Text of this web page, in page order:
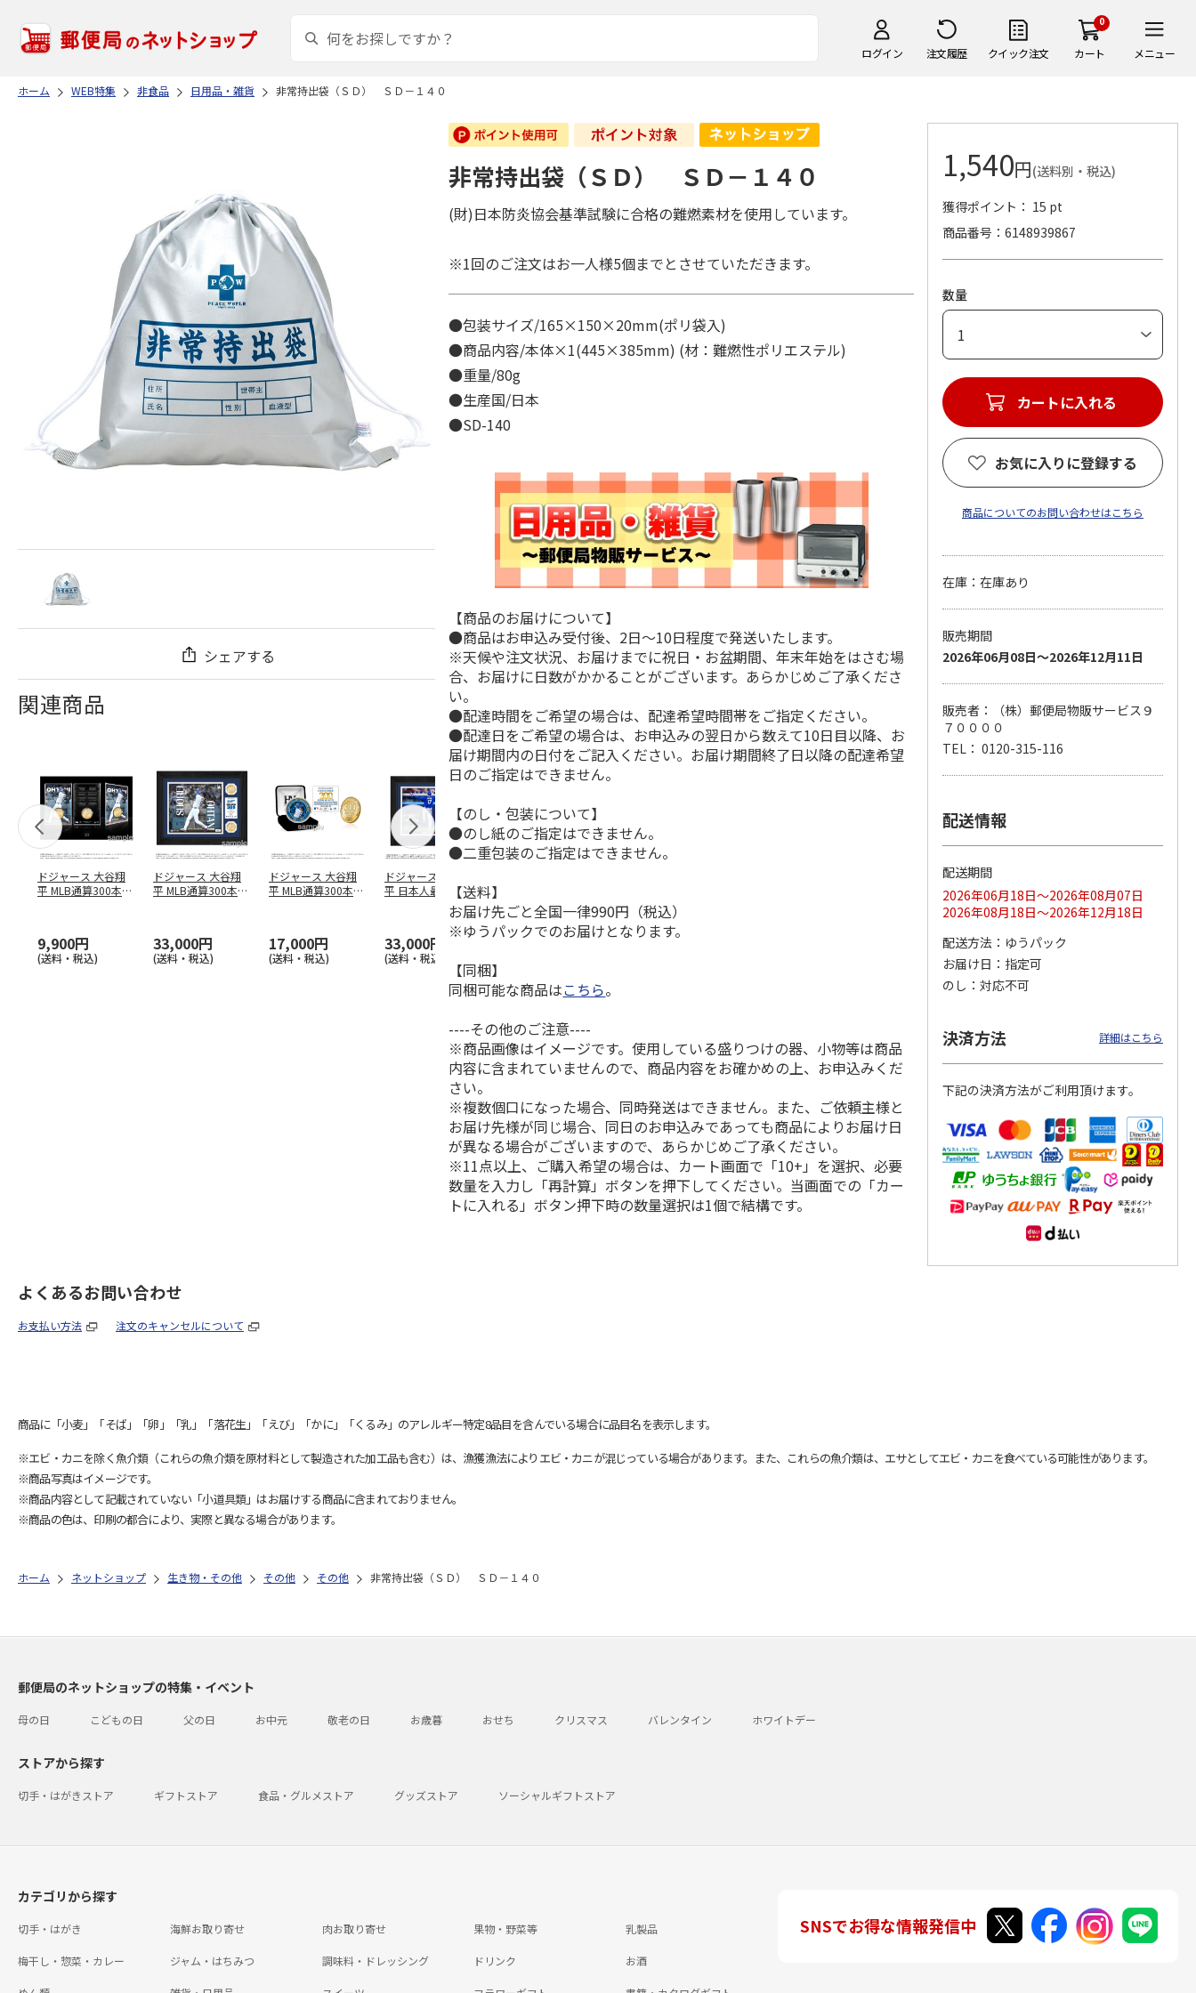
ログイン 注文履歴 クイック注文
0
カート メニュー
ホーム WEB特集 非食品 日用品・雑貨 非常持出袋（ＳＤ） ＳＤ－１４０
シェアする
関連商品
ドジャース 大谷翔
平 MLB通算300本塁
9,900円
(送料・税込)
ドジャース 大谷翔
平 MLB通算300本塁
33,000円
(送料・税込)
ドジャース 大谷翔
平 MLB通算300本塁
17,000円
(送料・税込)
ドジャース 大谷翔
平 日本人最多53試
合連続出塁記念 ダ
33,000円
(送料・税込)
4月投手…
33,000円
合連続出塁記念 コ
イ…
9,900円
ドジャース 大谷翔
平 日本人最多53試
合連続出塁記念 シ
ル…
17,000円
(送料・税込)
谷翔平 2026 NL 3・
4月投手…
非常持出袋（ＳＤ） ＳＤ－１４０
(財)日本防炎協会基準試験に合格の難燃素材を使用しています。
※1回のご注文はお一人様5個までとさせていただきます。
●包装サイズ/165×150×20mm(ポリ袋入)
●商品内容/本体×1(445×385mm) (材：難燃性ポリエステル)
●重量/80g
●生産国/日本
●SD-140
【商品のお届けについて】
●商品はお申込み受付後、2日～10日程度で発送いたします。
※天候や注文状況、お届けまでに祝日・お盆期間、年末年始をはさむ場
合、お届けに日数がかかることがございます。あらかじめご了承くださ
い。
●配達時間をご希望の場合は、配達希望時間帯をご指定ください。
●配達日をご希望の場合は、お申込みの翌日から数えて10日目以降、お
届け期間内の日付をご記入ください。お届け期間終了日以降の配達希望
日のご指定はできません。
【のし・包装について】
●のし紙のご指定はできません。
●二重包装のご指定はできません。
【送料】
お届け先ごと全国一律990円（税込）
※ゆうパックでのお届けとなります。
【同梱】
同梱可能な商品はこちら。
----その他のご注意----
※商品画像はイメージです。使用している盛りつけの器、小物等は商品
内容に含まれていませんので、商品内容をお確かめの上、お申込みくだ
さい。
※複数個口になった場合、同時発送はできません。また、ご依頼主様と
お届け先様が同じ場合、同日のお申込みであっても商品によりお届け日
が異なる場合がございますので、あらかじめご了承ください。
※11点以上、ご購入希望の場合は、カート画面で「10+」を選択、必要
数量を入力し「再計算」ボタンを押下してください。当画面での「カー
トに入れる」ボタン押下時の数量選択は1個で結構です。
1,540円(送料別・税込)
獲得ポイント： 15 pt
商品番号
6148939867
数量
カートに入れる
お気に入りに登録する
商品についてのお問い合わせはこちら
在庫：在庫あり
販売期間
2026年06月08日～2026年12月11日
販売者：（株）郵便局物販サービス９
７００００
TEL： 0120-315-116
配送情報
配送期間
2026年06月18日～2026年08月07日
2026年08月18日～2026年12月18日
配送方法
ゆうパック
お届け日
指定可
のし
対応不可
決済方法 詳細はこちら
下記の決済方法がご利用頂けます。
よくあるお問い合わせ
お支払い方法 注文のキャンセルについて
商品に「小麦」「そば」「卵」「乳」「落花生」「えび」「かに」「くるみ」のアレルギー特定8品目を含んでいる場合に品目名を表示します。
※エビ・カニを除く魚介類（これらの魚介類を原材料として製造された加工品も含む）は、漁獲漁法によりエビ・カニが混じっている場合があります。また、これらの魚介類は、エサとしてエビ・カニを食べている可能性があります。
※商品写真はイメージです。
※商品内容として記載されていない「小道具類」はお届けする商品に含まれておりません。
※商品の色は、印刷の都合により、実際と異なる場合があります。
ホーム ネットショップ 生き物・その他 その他 その他 非常持出袋（ＳＤ） ＳＤ－１４０
郵便局のネットショップの特集・イベント
母の日 こどもの日 父の日 お中元 敬老の日 お歳暮 おせち クリスマス バレンタイン ホワイトデー
ストアから探す
切手・はがきストア ギフトストア 食品・グルメストア グッズストア ソーシャルギフトストア
カテゴリから探す
切手・はがき 海鮮お取り寄せ 肉お取り寄せ 果物・野菜等 乳製品
梅干し・惣菜・カレー ジャム・はちみつ 調味料・ドレッシング ドリンク お酒
SNSでお得な情報発信中